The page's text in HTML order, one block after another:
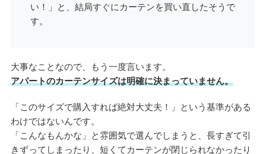
い！」と、結局すぐにカーテンを買い直したそうで
す。
大事なことなので、もう一度言います。
アパートのカーテンサイズは明確に決まっていません。
「このサイズで購入すれば絶対大丈夫！」という基準がある
わけではないんです。
「こんなもんかな」と雰囲気で選んでしまうと、長すぎて引
きずってしまったり、短くてカーテンが閉じられなかったり